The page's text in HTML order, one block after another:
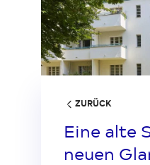
Kaufen
Fakten &
ZURÜCK
Eine alte
neuen